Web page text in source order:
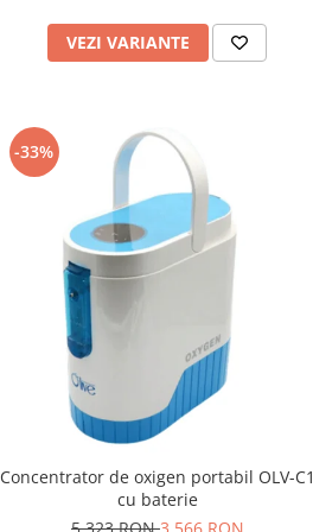
VEZI VARIANTE
-33%
Concentrator de oxigen portabil OLV-C1
cu baterie